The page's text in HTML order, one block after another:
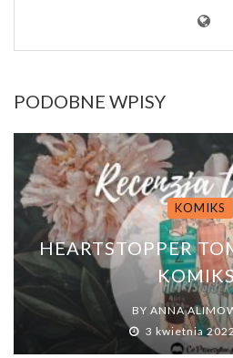
PODOBNE WPISY
KOMIKS
HEARTSTOPPER
BY ANNA
3 kwietnia